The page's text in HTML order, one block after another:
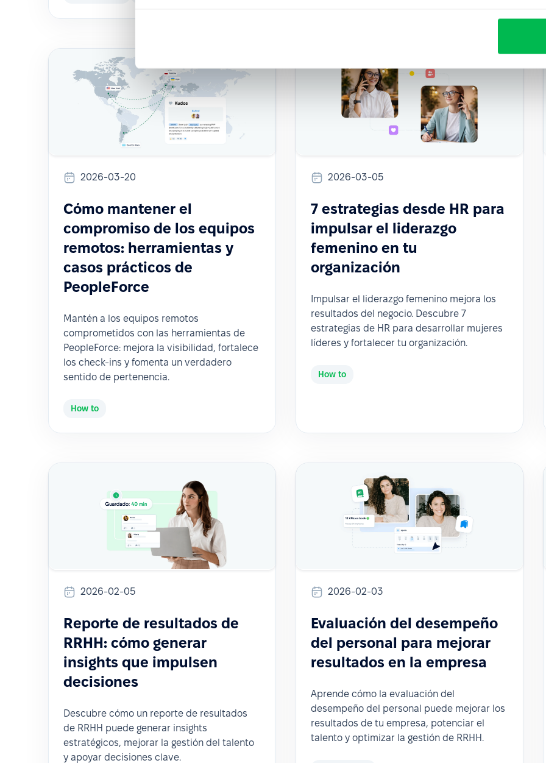
2026-03-20
Cómo mantener el
compromiso de los equipos
remotos: herramientas y
casos prácticos de
PeopleForce
Mantén a los equipos remotos
comprometidos con las herramientas de
PeopleForce: mejora la visibilidad, fortalece
los check-ins y fomenta un verdadero
sentido de pertenencia.
How to
2026-03-05
7 estrategias desde HR para
impulsar el liderazgo
femenino en tu
organización
Impulsar el liderazgo femenino mejora los
resultados del negocio. Descubre 7
estrategias de HR para desarrollar mujeres
líderes y fortalecer tu organización.
How to
2026-02-05
Reporte de resultados de
RRHH: cómo generar
insights que impulsen
decisiones
Descubre cómo un reporte de resultados
de RRHH puede generar insights
estratégicos, mejorar la gestión del talento
y apoyar decisiones clave.
2026-02-03
Evaluación del desempeño
del personal para mejorar
resultados en la empresa
Aprende cómo la evaluación del
desempeño del personal puede mejorar los
resultados de tu empresa, potenciar el
talento y optimizar la gestión de RRHH.